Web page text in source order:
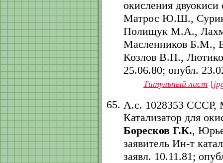
окисления
Матрос Ю.Ш.,
Полищук М.А.,
Масленников Б.М.,
Козлов В.П.,
25.06.80; опубл.
Титульный лист [
А.с. 1028353
Катализатор для
Боресков Г.К.,
заявитель Ин-т
заявл. 10.11.81;